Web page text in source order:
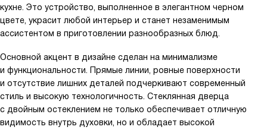
кухне. Это устройство, выполненное в элегантном черном
цвете, украсит любой интерьер и станет незаменимым
ассистентом в приготовлении разнообразных блюд.
Основной акцент в дизайне сделан на минимализме
и функциональности. Прямые линии, ровные поверхности
и отсутствие лишних деталей подчеркивают современный
стиль и высокую технологичность. Стеклянная дверца
с двойным остеклением не только обеспечивает отличную
видимость внутрь духовки, но и обладает высокой